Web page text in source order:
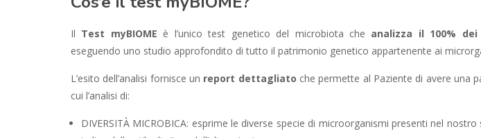
Il Test myBIOME è l’unico test genetico del microbiota che analizza il 100%
eseguendo uno studio approfondito di tutto il patrimonio genetico appartenente ai
L’esito dell’analisi fornisce un report dettagliato che permette al Paziente di avere una
cui l’analisi di:
DIVERSITÀ MICROBICA: esprime le diverse specie di microorganismi presenti nel